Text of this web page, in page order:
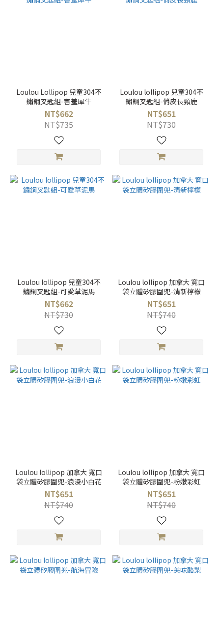
Loulou Lollipop 兒童304不
鏽鋼叉匙組-害羞犀牛
NT$662
NT$735
Loulou lollipop 兒童304不
鏽鋼叉匙組-俏皮長頸鹿
NT$651
NT$730
Loulou lollipop 兒童304不
鏽鋼叉匙組-可愛草泥馬
NT$662
NT$730
Loulou lollipop 加拿大 寬口
袋立體矽膠圍兜-清新檸檬
NT$651
NT$740
Loulou lollipop 加拿大 寬口
袋立體矽膠圍兜-浪漫小白花
NT$651
NT$740
Loulou lollipop 加拿大 寬口
袋立體矽膠圍兜-粉嫩彩虹
NT$651
NT$740